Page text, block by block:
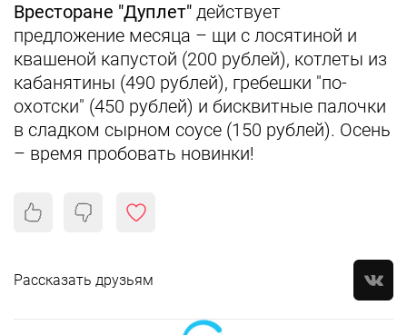
Вресторане "Дуплет" действует
предложение месяца – щи с лосятиной и
квашеной капустой (200 рублей), котлеты из
кабанятины (490 рублей), гребешки "по-
охотски" (450 рублей) и бисквитные палочки
в сладком сырном соусе (150 рублей). Осень
– время пробовать новинки!
Рассказать друзьям